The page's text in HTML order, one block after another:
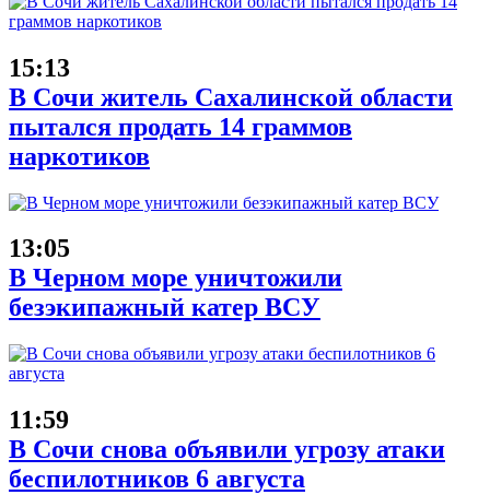
15:13
В Сочи житель Сахалинской области
пытался продать 14 граммов
наркотиков
13:05
В Черном море уничтожили
безэкипажный катер ВСУ
11:59
В Сочи снова объявили угрозу атаки
беспилотников 6 августа